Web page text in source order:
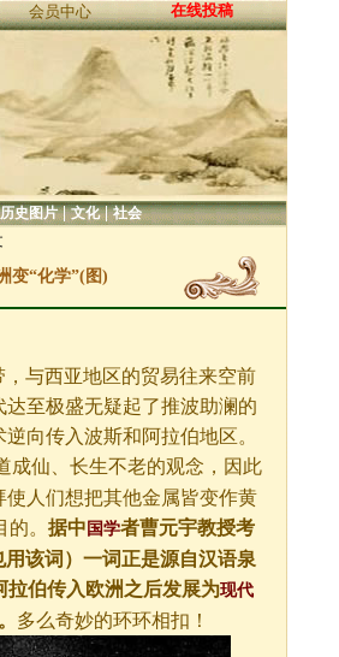
会员中心 在线投稿
历史图片|文化|社会
变“化学”(图)
与西亚地区的贸易往来空前
至极盛无疑起了推波助澜的
向传入波斯和阿拉伯地区。
成仙、长生不老的观念，因此
人们想把其他金属皆变作黄
。 据中 国学者曹元宇教授考
该词）一词正是源自汉语泉
拉伯传入欧洲之后发展为现代
多么奇妙的环环相扣！